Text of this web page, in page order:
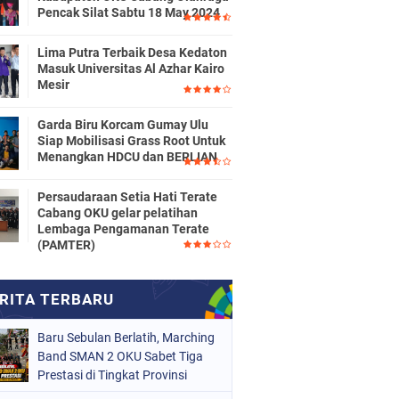
Pencak Silat Sabtu 18 May 2024
Lima Putra Terbaik Desa Kedaton
Masuk Universitas Al Azhar Kairo
Mesir
Garda Biru Korcam Gumay Ulu
Siap Mobilisasi Grass Root Untuk
Menangkan HDCU dan BERLIAN
Persaudaraan Setia Hati Terate
Cabang OKU gelar pelatihan
Lembaga Pengamanan Terate
(PAMTER)
Baru Sebulan Berlatih, Marching
Band SMAN 2 OKU Sabet Tiga
Prestasi di Tingkat Provinsi